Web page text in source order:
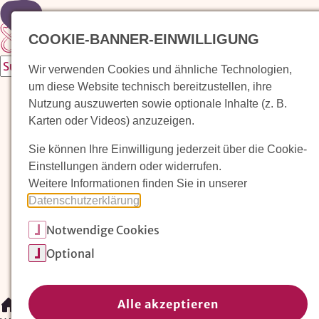
Zur Startseite
Waldorfkindergarten finden
Pädagogischer Ansatz
Arbeit im Waldorfkindergarten
Unser Verein
Magazin: Erziehungskunst frühe Kindheit
Waldorfkindergarten finden/
COOKIE-BANNER-EINWILLIGUNG
Wir verwenden Cookies und ähnliche Technologien,
um diese Website technisch bereitzustellen, ihre
Nutzung auszuwerten sowie optionale Inhalte (z. B.
Karten oder Videos) anzuzeigen.
Sie können Ihre Einwilligung jederzeit über die Cookie-
Einstellungen ändern oder widerrufen.
Weitere Informationen finden Sie in unserer
Datenschutzerklärung
Notwendige Cookies
Optional
Alle akzeptieren